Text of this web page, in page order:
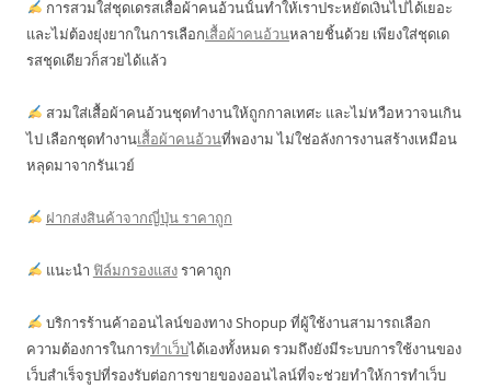
การสวมใส่ชุดเดรสเสื้อผ้าคนอ้วนนั้นทำให้เราประหยัดเงินไปได้เยอะ
และไม่ต้องยุ่งยากในการเลือกเสื้อผ้าคนอ้วนหลายชิ้นด้วย เพียงใส่ชุดเด
รสชุดเดียวก็สวยได้แล้ว
สวมใส่เสื้อผ้าคนอ้วนชุดทำงานให้ถูกกาลเทศะ และไม่หวือหวาจนเกิน
ไป เลือกชุดทำงานเสื้อผ้าคนอ้วนที่พองาม ไม่ใช่อลังการงานสร้างเหมือน
หลุดมาจากรันเวย์
ฝากส่งสินค้าจากญี่ปุ่น ราคาถูก
แนะนำ ฟิล์มกรองแสงราคาถูก
บริการร้านค้าออนไลน์ของทาง Shopup ที่ผู้ใช้งานสามารถเลือก
ความต้องการในการทำเว็บได้เองทั้งหมด รวมถึงยังมีระบบการใช้งานของ
เว็บสำเร็จรูปที่รองรับต่อการขายของออนไลน์ที่จะช่วยทำให้การทำเว็บ